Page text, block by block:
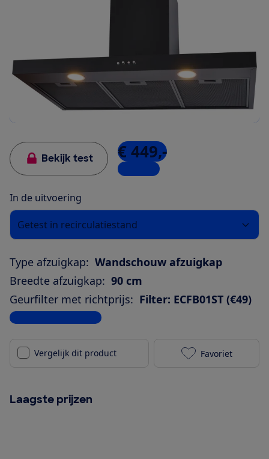
Bekijk test € 449,-
2 winkels
In de uitvoering
Getest in recirculatiestand
Type afzuigkap: Wandschouw afzuigkap
Breedte afzuigkap: 90 cm
Geurfilter met richtprijs: Filter: ECFB01ST (€49)
Bekijk alle specificaties
Vergelijk dit product AEG
Favoriet
Laagste prijzen